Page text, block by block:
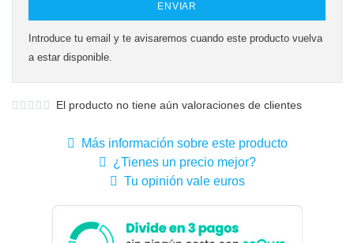
ENVIAR
Introduce tu email y te avisaremos cuando este producto vuelva
a estar disponible.
El producto no tiene aún valoraciones de clientes
Más información sobre este producto
¿Tienes un precio mejor?
Tu opinión vale euros